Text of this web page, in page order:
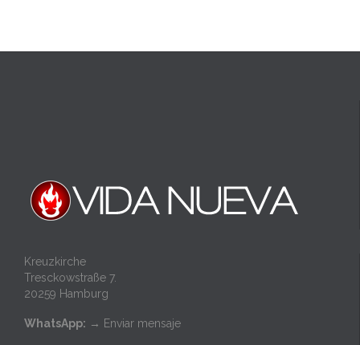
Kreuzkirche
Tresckowstraße 7.
20259 Hamburg
WhatsApp: → Enviar mensaje